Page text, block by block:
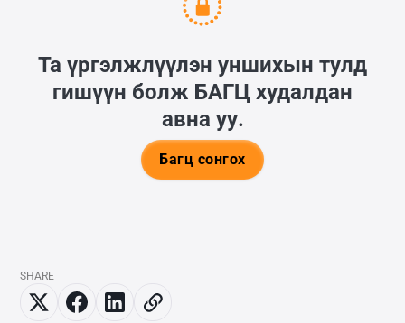
Та үргэлжлүүлэн уншихын тулд
гишүүн болж БАГЦ худалдан
авна уу.
Багц сонгох
SHARE